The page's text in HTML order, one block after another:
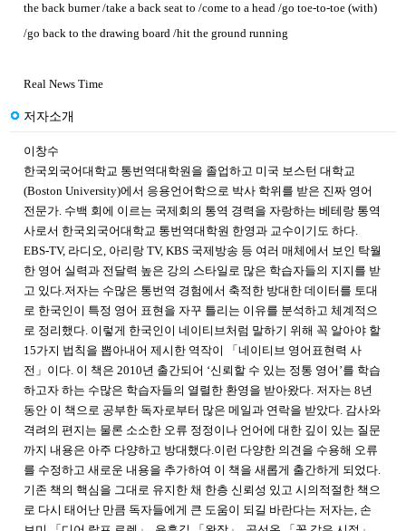
the back burner /take a back seat to /come to a head /go toe-to-toe (with)
/go back to the drawing board /hit the ground running
Real News Time
저자소개
이창수
한국외국어대학교 통번역대학원을 졸업하고 미국 보스턴 대학교
(Boston University)에서 응용언어학으로 박사 학위를 받은 진짜 영어
전문가. 수백 회에 이르는 국제회의 통역 경력을 자랑하는 베테랑 통역
사로서 한국외국어대학교 통번역대학원 한영과 교수이기도 하다.
EBS-TV, 라디오, 아리랑 TV, KBS 국제방송 등 여러 매체에서 보인 탁월
한 영어 실력과 전달력 높은 강의 스타일로 많은 학습자들의 지지를 받
고 있다.저자는 수많은 통번역 경험에서 축적한 방대한 데이터를 토대
로 한국인이 특정 영어 표현을 자꾸 틀리는 이유를 분석하고 체계적으
로 정리했다. 이렇게 한국인이 네이티브처럼 말하기 위해 꼭 알아야 할
15가지 법칙을 뽑아내어 제시한 역작이 「네이티브 영어표현력 사
전」이다. 이 책은 2010년 출간되어 ‘신뢰할 수 있는 정통 영어’를 학습
하고자 하는 수많은 학습자들의 열렬한 환영을 받아왔다. 저자는 8년
동안 이 책으로 공부한 독자로부터 많은 메일과 연락을 받았다. 감사와
격려의 편지는 물론 소소한 오류 정정이나 언어에 대한 깊이 있는 질문
까지 내용은 아주 다양하고 방대했다.이런 다양한 의견을 수용해 오류
를 수정하고 새로운 내용을 추가하여 이 책을 새롭게 출간하게 되었다.
기존 책의 핵심을 그대로 유지한 채 한층 신뢰성 있고 시의적절한 책으
로 다시 태어난 만큼 독자들에게 큰 도움이 되길 바란다는 저자는, 손